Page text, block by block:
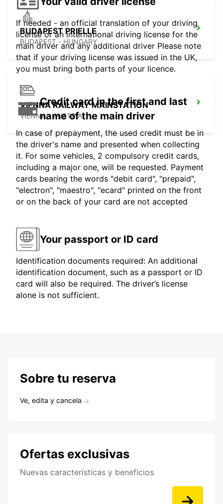
BUDAPEST PRIELLE
BUDAPEST - HUNGARY
VIENNA RAILWAY MAINSTATION
VIENNA - AUSTRIA
If needed - an official translation of your driving
license or an international driving license for the
main driver and any additional driver Please note
that if your driving license was issued in the UK,
you must bring both parts of your licence.
Credit card in the first and last
name of the main driver
In case of prepayment, the used credit must be in
the driver's name and presented when collecting
it. For some vehicles, 2 compulsory credit cards,
including a major one, will be requested. Payment
cards bearing the words "debit card", "prepaid",
"electron", "maestro", "ecard" printed on the front
or on the back of your card are not accepted
Your passport or ID card
Identification documents required: An additional
identification document, such as a passport or ID
card will also be required. The driver’s license
alone is not sufficient.
Sobre tu reserva
Ve, edita y cancela
Ofertas exclusivas
Nuevas características y beneficios